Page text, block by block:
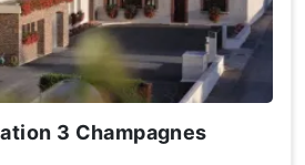
3 Champagnes